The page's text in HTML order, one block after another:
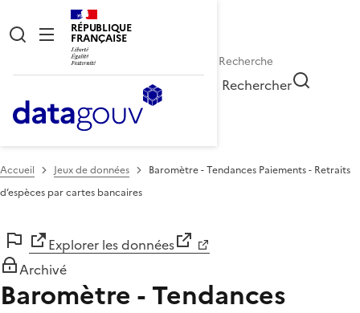
RÉPUBLIQUE
FRANÇAISE
Rechercher
Accueil Jeux de données
Baromètre - Tendances Paiements - Retraits
d’espèces par cartes bancaires
Explorer les données
Archivé
Baromètre - Tendances